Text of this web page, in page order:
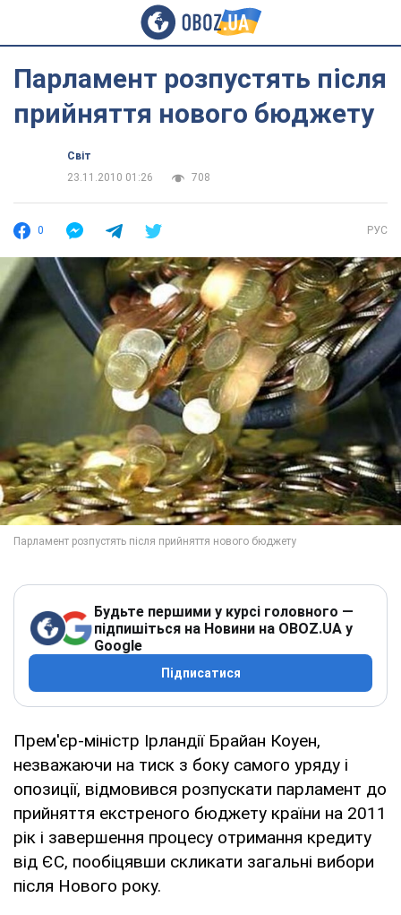
Парламент розпустять після
прийняття нового бюджету
Світ
23.11.2010 01:26
708
0 РУС
Будьте першими у курсі головного —
підпишіться на Новини на OBOZ.UA у
Google
Підписатися
Прем'єр-міністр Ірландії Брайан Коуен,
незважаючи на тиск з боку самого уряду і
опозиції, відмовився розпускати парламент до
прийняття екстреного бюджету країни на 2011
рік і завершення процесу отримання кредиту
від ЄС, пообіцявши скликати загальні вибори
після Нового року.